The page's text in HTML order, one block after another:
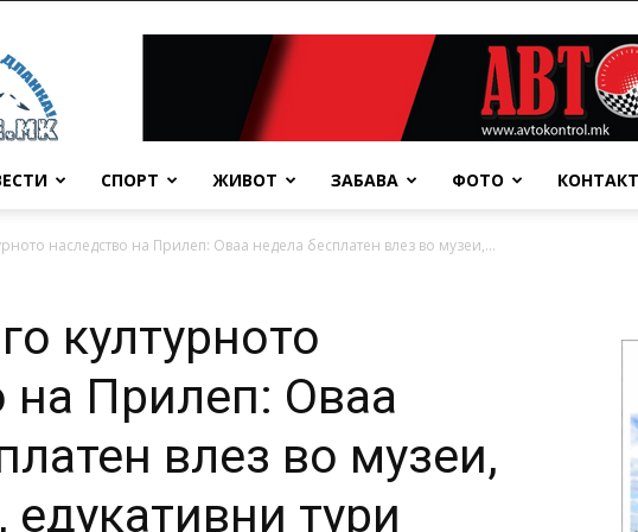
СПОРТ ЖИВОТ ЗАБАВА ФОТО КОНТАКТ
наследство на Прилеп: Оваа недела бесплатен влез во музеи,...
културното
на Прилеп: Оваа
влез во музеи,
тури